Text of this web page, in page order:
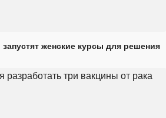
женские курсы для решения